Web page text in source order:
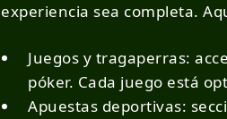
experiencia sea completa.
Juegos y tragaperras:
póker. Cada juego está
Apuestas deportivas: